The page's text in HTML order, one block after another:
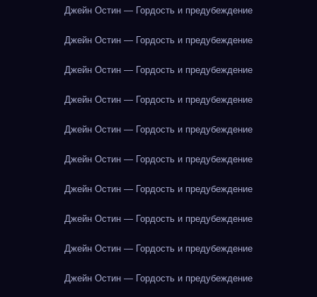
Джейн Остин — Гордость и предубеждение
Джейн Остин — Гордость и предубеждение
Джейн Остин — Гордость и предубеждение
Джейн Остин — Гордость и предубеждение
Джейн Остин — Гордость и предубеждение
Джейн Остин — Гордость и предубеждение
Джейн Остин — Гордость и предубеждение
Джейн Остин — Гордость и предубеждение
Джейн Остин — Гордость и предубеждение
Джейн Остин — Гордость и предубеждение